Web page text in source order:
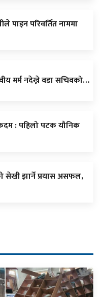
पाइन परिवर्तित नाममा
मर्म नदेख्ने वडा सचिवको…
: पहिलो पटक यौनिक
सेखी झार्ने प्रयास असफल,